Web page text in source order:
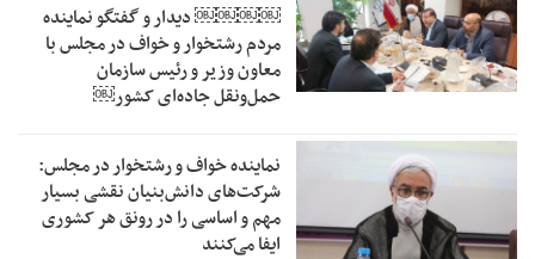
￼￼￼￼‏ دیدار و گفتگو نماینده
مردم رشتخوار و خواف در مجلس با
معاون وزیر و رئیس سازمان
حمل‌ونقل جاده‌ای کشور￼
نماینده خواف و رشتخوار در مجلس:
شرکت‌های دانش‌بنیان نقشی بسیار
مهم و اساسی را در رونق هر کشوری
ایفا می‌کنند